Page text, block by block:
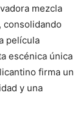
mezcla
consolidando
película
escénica única
firma un
y una